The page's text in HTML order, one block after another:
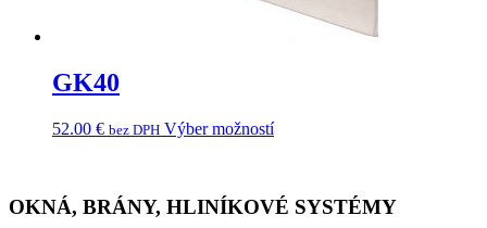
GK40
52.00 € bez DPH Výber možností
OKNÁ, BRÁNY, HLINÍKOVÉ SYSTÉMY